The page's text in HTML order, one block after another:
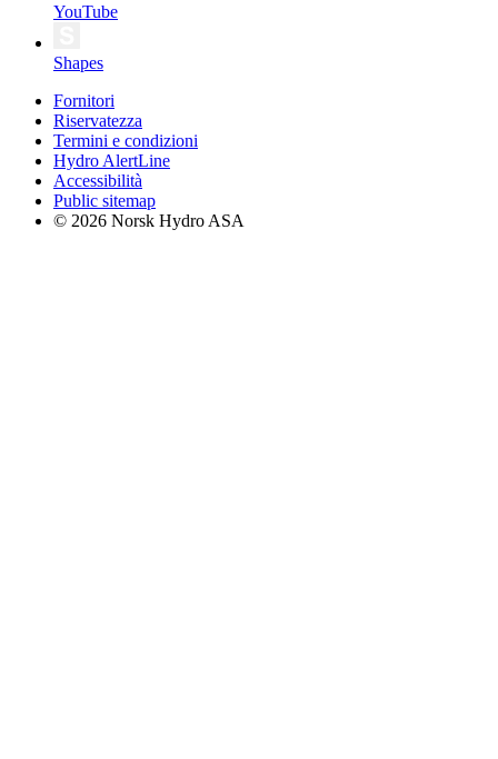
YouTube
Shapes
Fornitori
Riservatezza
Termini e condizioni
Hydro AlertLine
Accessibilità
Public sitemap
© 2026 Norsk Hydro ASA